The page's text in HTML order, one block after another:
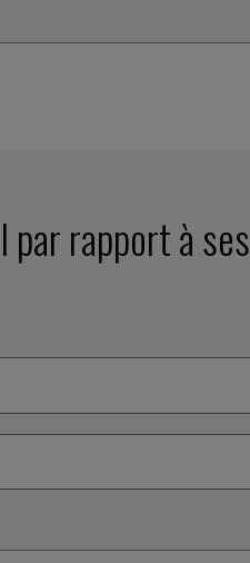
par rapport à ses